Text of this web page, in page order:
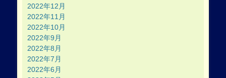
2022年12月
2022年11月
2022年10月
2022年9月
2022年8月
2022年7月
2022年6月